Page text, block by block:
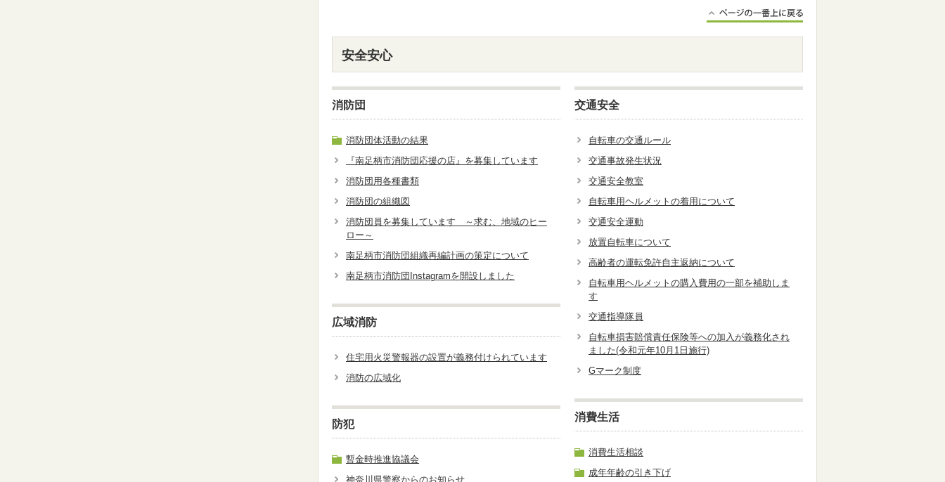
安全安心
消防団
消防団体活動の結果
『南足柄市消防団応援の店』を募集しています
消防団用各種書類
消防団の組織図
消防団員を募集しています ～求む、地域のヒー
ロー～
南足柄市消防団組織再編計画の策定について
南足柄市消防団Instagramを開設しました
広域消防
住宅用火災警報器の設置が義務付けられています
消防の広域化
防犯
暫金時推進協議会
神奈川県警察からのお知らせ
交通安全
自転車の交通ルール
交通事故発生状況
交通安全教室
自転車用ヘルメットの着用について
交通安全運動
放置自転車について
高齢者の運転免許自主返納について
自転車用ヘルメットの購入費用の一部を補助しま
す
交通指導隊員
自転車損害賠償責任保険等への加入が義務化され
ました(令和元年10月1日施行)
Gマーク制度
消費生活
消費生活相談
成年年齢の引き下げ